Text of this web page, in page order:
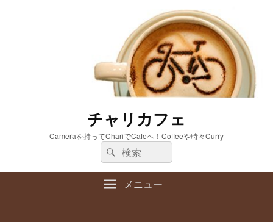
チャリカフェ
Cameraを持ってChariでCafeへ！Coffeeや時々Curry
検
索:
検
索
メニュー